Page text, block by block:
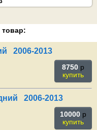
2006-2013
8750 p
купить
2006-2013
10000 p
купить